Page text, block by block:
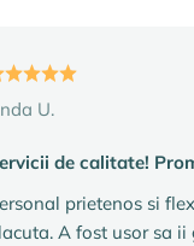
U.
de calitate!
prietenos si
A fost usor sa ii